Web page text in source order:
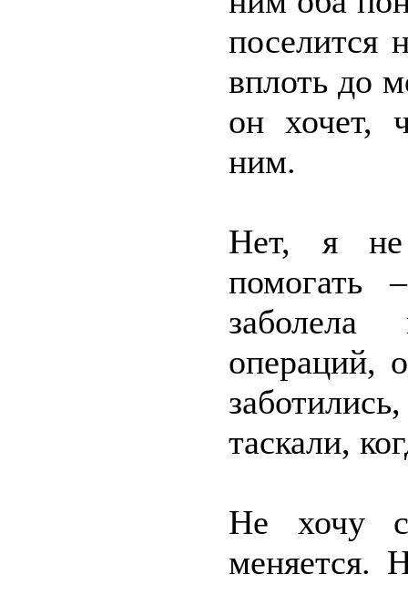
поселится
вплоть до
он хочет,
ним.
Нет, я не
помогать
заболела
операций,
таскали,
Не хочу
меняется.